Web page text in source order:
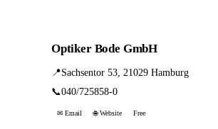
Optiker Bode GmbH
📍Sachsentor 53, 21029 Hamburg
📞040/725858-0
✉ Email 🌐 Website Free